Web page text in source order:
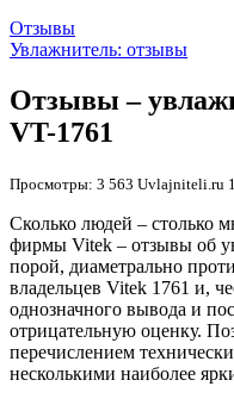
Отзывы
Увлажнитель: отзывы
Отзывы –
VT-1761
Просмотры: 3 563 Uvlajniteli.ru
Сколько людей – столько
фирмы Vitek – отзывы об
порой, диаметрально
владельцев Vitek 1761 и,
однозначного вывода и
отрицательную оценку.
перечислением
несколькими наиболее